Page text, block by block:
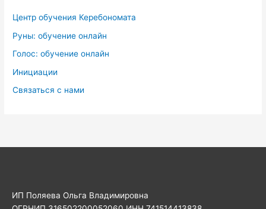
Центр обучения Керебономата
Руны: обучение онлайн
Голос: обучение онлайн
Инициации
Связаться с нами
ИП Поляева Ольга Владимировна